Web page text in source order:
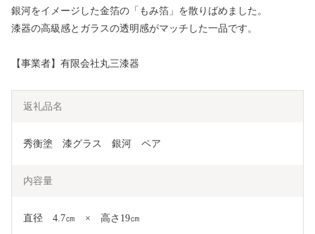
銀河をイメージした金箔の「もみ箔」を散りばめました。
漆器の高級感とガラスの透明感がマッチした一品です。
【事業者】有限会社丸三漆器
返礼品名
秀衡塗　漆グラス　銀河　ペア
内容量
直径　4.7㎝　×　高さ19㎝